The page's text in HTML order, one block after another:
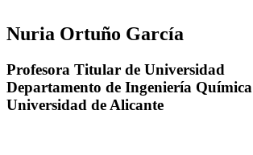
Nuria Ortuño García
Profesora Titular de Universidad
Departamento de Ingeniería Química
Universidad de Alicante